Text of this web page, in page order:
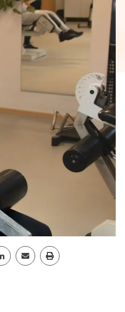
Jaa LinkedinJaa EmailJaa Print